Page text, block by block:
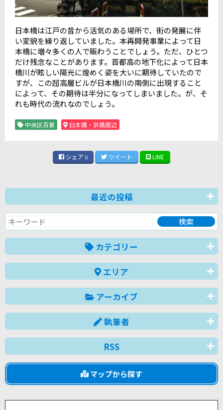
日本橋は江戸の昔から活気のある場所で、街の発展に伴
い変貌を繰り返していました。本再開発事業によって日
本橋に増々多くの人で賑わうことでしょう。ただ、ひとつ
だけ残念なことがあります。首都高の地下化によって日本
橋川が眩しい陽光に煌めく姿を大いに期待していたので
すが、この超高層ビルが日本橋川の南側に出現すること
によって、その期待は半分になってしまいました。が、そ
れも時代の流れなのでしょう。
中央区百景 日本橋・京橋周辺
シェア 0 ツイート LINE
最近の投稿
カテゴリー
エリア
アーカイブ
執筆者
RSS
マップから探す